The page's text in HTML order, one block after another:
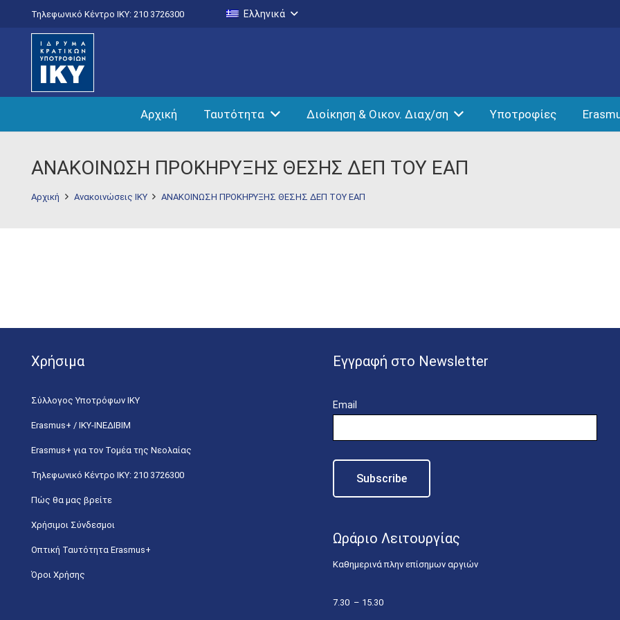
Τηλεφωνικό Κέντρο IKY: 210 3726300 Ελληνικά
Αρχική Ταυτότητα Διοίκηση & Οικον. Διαχ/ση Υποτροφίες
ΑΝΑΚΟΙΝΩΣΗ ΠΡΟΚΗΡΥΞΗΣ ΘΕΣΗΣ ΔΕΠ ΤΟΥ ΕΑΠ
Αρχική Ανακοινώσεις ΙΚΥ ΑΝΑΚΟΙΝΩΣΗ ΠΡΟΚΗΡΥΞΗΣ ΘΕΣΗΣ ΔΕΠ ΤΟΥ ΕΑΠ
Χρήσιμα
Σύλλογος Υποτρόφων ΙΚΥ
Erasmus+ / ΙΚΥ-ΙΝΕΔΙΒΙΜ
Erasmus+ για τον Τομέα της Νεολαίας
Τηλεφωνικό Κέντρο IKY: 210 3726300
Πώς θα μας βρείτε
Χρήσιμοι Σύνδεσμοι
Οπτική Ταυτότητα Erasmus+
Όροι Χρήσης
Εγγραφή στο Newsletter
Email
Ωράριο Λειτουργίας
Καθημερινά πλην επίσημων αργιών
7.30 – 15.30